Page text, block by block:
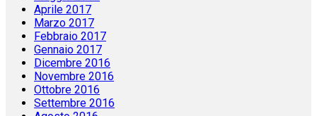
Aprile 2017
Marzo 2017
Febbraio 2017
Gennaio 2017
Dicembre 2016
Novembre 2016
Ottobre 2016
Settembre 2016